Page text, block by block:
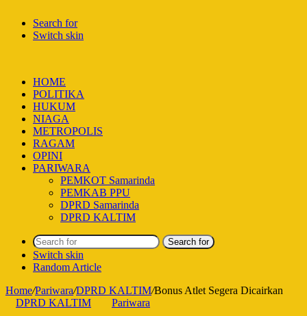
Search for
Switch skin
HOME
POLITIKA
HUKUM
NIAGA
METROPOLIS
RAGAM
OPINI
PARIWARA
PEMKOT Samarinda
PEMKAB PPU
DPRD Samarinda
DPRD KALTIM
Search for
Switch skin
Random Article
Home/Pariwara/DPRD KALTIM/Bonus Atlet Segera Dicairkan
DPRD KALTIM
Pariwara